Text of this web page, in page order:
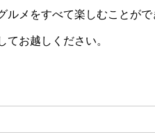
メをすべて楽しむことが
お越しください。